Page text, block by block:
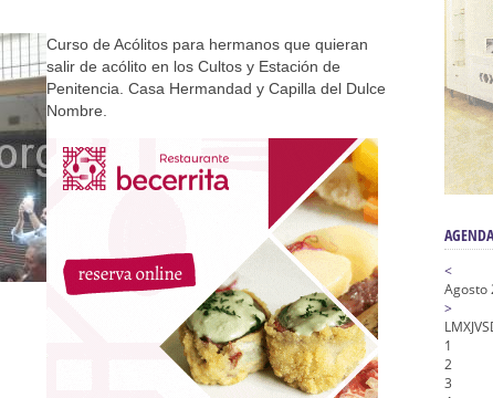
Virgen del Valle
Angustia
la Salud
Misericordia, Vía Crucis y Traslado – Siete Palabras
de Nuestro Padre Jesús de la Pasión
Señora de Gracia y Esperanza – San Roque
Curso de Acólitos para hermanos que quieran
salir de acólito en los Cultos y Estación de
Penitencia. Casa Hermandad y Capilla del Dulce
Nombre.
<
Agosto
>
LMXJVS
1
2
3